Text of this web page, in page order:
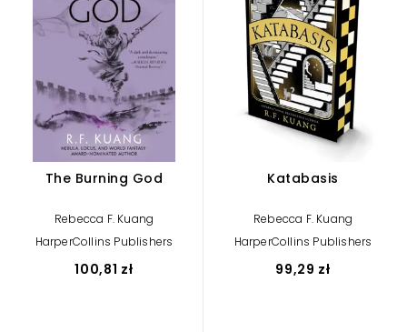
The Burning God
Rebecca F. Kuang
HarperCollins Publishers
100,81 zł
Katabasis
Rebecca F. Kuang
HarperCollins Publishers
99,29 zł